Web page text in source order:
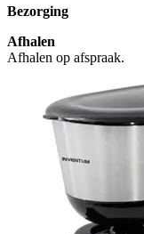
Bezorging
Afhalen
Afhalen op afspraak.